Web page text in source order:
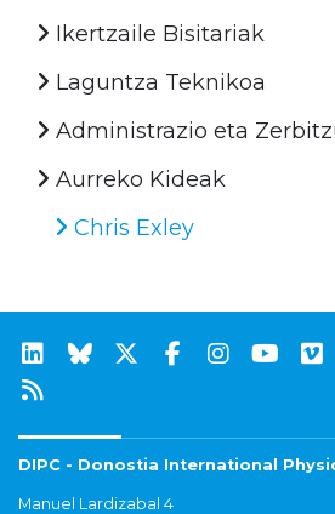
Ikertzaile Bisitariak
Laguntza Teknikoa
Administrazio eta
Aurreko Kideak
Chris Exley
DIPC - Donostia International
Manuel Lardizabal 4